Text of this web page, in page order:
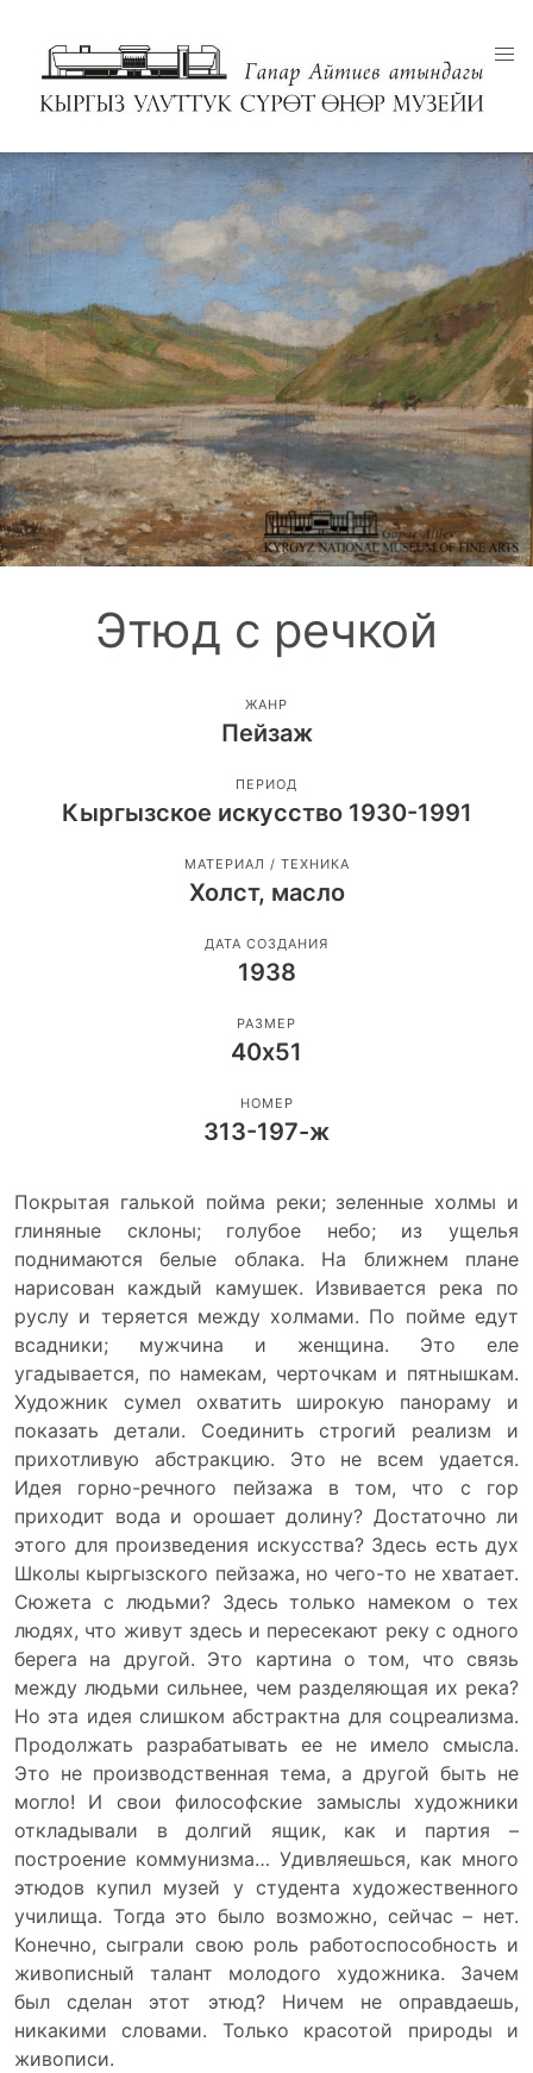
Этюд с речкой
ЖАНР
Пейзаж
ПЕРИОД
Кыргызское искусство 1930-1991
МАТЕРИАЛ / ТЕХНИКА
Холст, масло
ДАТА СОЗДАНИЯ
1938
РАЗМЕР
40х51
НОМЕР
313-197-ж
Покрытая галькой пойма реки; зеленные холмы и
глиняные склоны; голубое небо; из ущелья
поднимаются белые облака. На ближнем плане
нарисован каждый камушек. Извивается река по
руслу и теряется между холмами. По пойме едут
всадники; мужчина и женщина. Это еле
угадывается, по намекам, черточкам и пятнышкам.
Художник сумел охватить широкую панораму и
показать детали. Соединить строгий реализм и
прихотливую абстракцию. Это не всем удается.
Идея горно-речного пейзажа в том, что с гор
приходит вода и орошает долину? Достаточно ли
этого для произведения искусства? Здесь есть дух
Школы кыргызского пейзажа, но чего-то не хватает.
Сюжета с людьми? Здесь только намеком о тех
людях, что живут здесь и пересекают реку с одного
берега на другой. Это картина о том, что связь
между людьми сильнее, чем разделяющая их река?
Но эта идея слишком абстрактна для соцреализма.
Продолжать разрабатывать ее не имело смысла.
Это не производственная тема, а другой быть не
могло! И свои философские замыслы художники
откладывали в долгий ящик, как и партия –
построение коммунизма… Удивляешься, как много
этюдов купил музей у студента художественного
училища. Тогда это было возможно, сейчас – нет.
Конечно, сыграли свою роль работоспособность и
живописный талант молодого художника. Зачем
был сделан этот этюд? Ничем не оправдаешь,
никакими словами. Только красотой природы и
живописи.